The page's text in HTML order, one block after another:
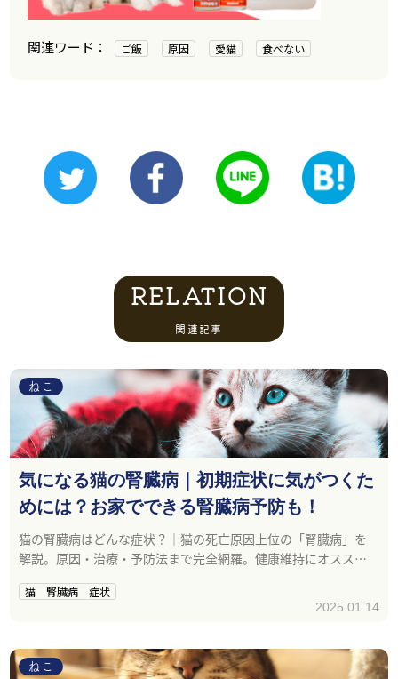
ご飯 原因 愛猫 食べない
RELATION
関連記事
ねこ
気になる猫の腎臓病｜初期症状に気がつくた
めには？お家でできる腎臓病予防も！
猫の腎臓病はどんな症状？｜猫の死亡原因上位の「腎臓病」を
解説。原因・治療・予防法まで完全網羅。健康維持にオススメ
猫 腎臓病 症状
2025.01.14
ねこ